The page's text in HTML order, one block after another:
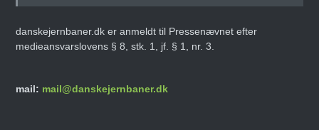
danskejernbaner.dk er anmeldt til Pressenævnet efter
medieansvarslovens § 8, stk. 1, jf. § 1, nr. 3.
mail: mail@danskejernbaner.dk